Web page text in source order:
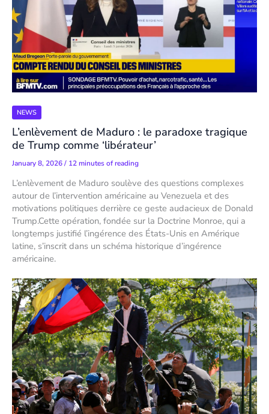
NEWS
L’enlèvement de Maduro : le paradoxe tragique
de Trump comme ‘libérateur’
January 8, 2026/ 12 minutes of reading
L’enlèvement de Maduro soulève des questions complexes
autour de l’intervention américaine au Venezuela et des
motivations politiques derrière ce geste audacieux de Donald
Trump.Cette opération, fondée sur la Doctrine Monroe, qui a
longtemps justifié l’ingérence des États-Unis en Amérique
latine, s’inscrit dans un schéma historique d’ingérence
américaine.